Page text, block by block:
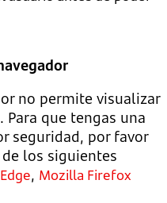
no permite visualizar
que tengas una
seguridad, por favor
los siguientes
Edge, Mozilla Firefox